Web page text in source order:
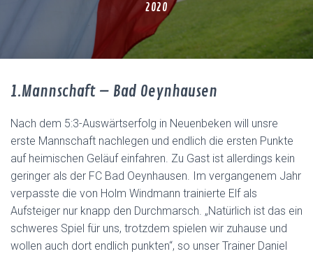
2020
1.Mannschaft – Bad Oeynhausen
Nach dem 5:3-Auswärtserfolg in Neuenbeken will unsre
erste Mannschaft nachlegen und endlich die ersten Punkte
auf heimischen Geläuf einfahren. Zu Gast ist allerdings kein
geringer als der FC Bad Oeynhausen. Im vergangenem Jahr
verpasste die von Holm Windmann trainierte Elf als
Aufsteiger nur knapp den Durchmarsch. „Natürlich ist das ein
schweres Spiel für uns, trotzdem spielen wir zuhause und
wollen auch dort endlich punkten“, so unser Trainer Daniel